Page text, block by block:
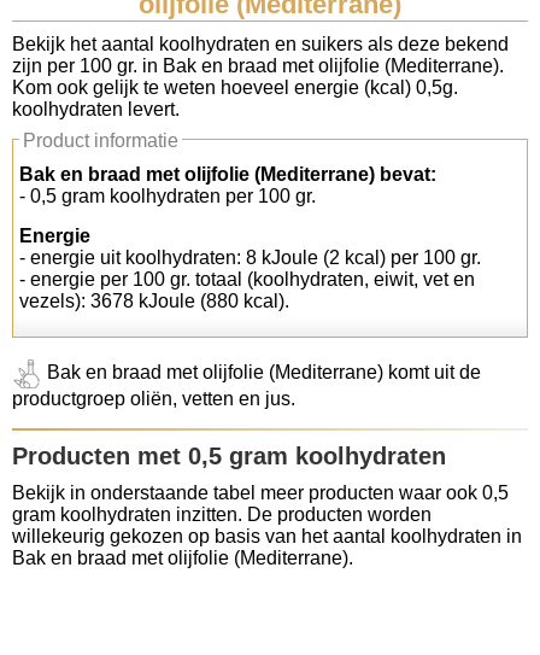
Koolhydraten tellen
Links
Bekijk het aantal koolhydraten en suikers als deze bekend
zijn per 100 gr. in Bak en braad met olijfolie (Mediterrane).
Kom ook gelijk te weten hoeveel energie (kcal) 0,5g.
koolhydraten levert.
Product informatie
Bak en braad met olijfolie (Mediterrane) bevat:
- 0,5 gram koolhydraten per 100 gr.
Energie
- energie uit koolhydraten: 8 kJoule (2 kcal) per 100 gr.
- energie per 100 gr. totaal (koolhydraten, eiwit, vet en
vezels): 3678 kJoule (880 kcal).
Bak en braad met olijfolie (Mediterrane) komt uit de
productgroep oliën, vetten en jus.
Producten met 0,5 gram koolhydraten
Bekijk in onderstaande tabel meer producten waar ook 0,5
gram koolhydraten inzitten. De producten worden
willekeurig gekozen op basis van het aantal koolhydraten in
Bak en braad met olijfolie (Mediterrane).